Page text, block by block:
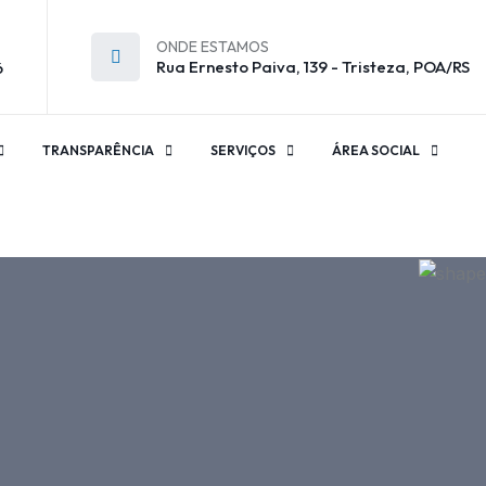
ONDE ESTAMOS
Rua Ernesto Paiva, 139 - Tristeza, POA/RS
TRANSPARÊNCIA SERVIÇOS ÁREA SOCIAL